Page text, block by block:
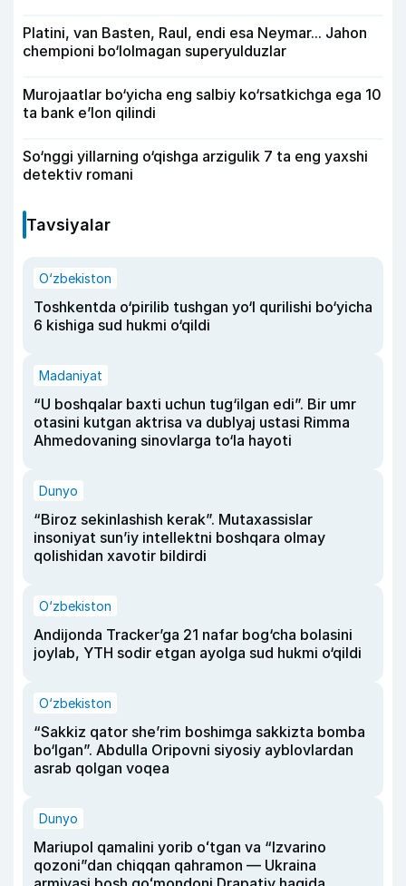
Platini, van Basten, Raul, endi esa Neymar... Jahon
chempioni bo‘lolmagan superyulduzlar
Murojaatlar bo‘yicha eng salbiy ko‘rsatkichga ega 10
ta bank e’lon qilindi
So‘nggi yillarning o‘qishga arzigulik 7 ta eng yaxshi
detektiv romani
Tavsiyalar
O‘zbekiston
Toshkentda o‘pirilib tushgan yo‘l qurilishi bo‘yicha
6 kishiga sud hukmi o‘qildi
Madaniyat
“U boshqalar baxti uchun tug‘ilgan edi”. Bir umr
otasini kutgan aktrisa va dublyaj ustasi Rimma
Ahmedovaning sinovlarga to‘la hayoti
Dunyo
“Biroz sekinlashish kerak”. Mutaxassislar
insoniyat sun’iy intellektni boshqara olmay
qolishidan xavotir bildirdi
O‘zbekiston
Andijonda Tracker’ga 21 nafar bog‘cha bolasini
joylab, YTH sodir etgan ayolga sud hukmi o‘qildi
O‘zbekiston
“Sakkiz qator she’rim boshimga sakkizta bomba
bo‘lgan”. Abdulla Oripovni siyosiy ayblovlardan
asrab qolgan voqea
Dunyo
Mariupol qamalini yorib oʻtgan va “Izvarino
qozoni”dan chiqqan qahramon — Ukraina